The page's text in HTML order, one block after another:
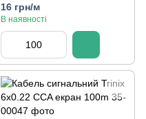
16 грн/м
В наявності